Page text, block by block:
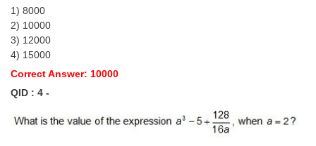
SSC CGL Results
CHSL
CHSL Syllabus
1) 8000
2) 10000
3) 12000
4) 15000
Correct Answer: 10000
QID : 4 -